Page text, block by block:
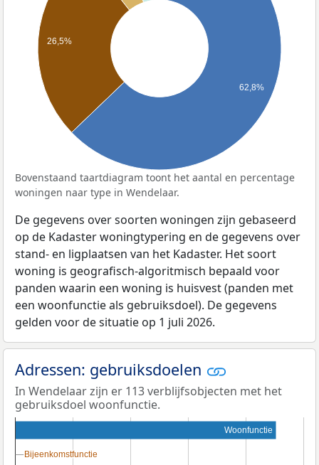
26,5%
62,8%
Bovenstaand taartdiagram toont het aantal en percentage
woningen naar type in Wendelaar.
De gegevens over soorten woningen zijn gebaseerd
op de Kadaster woningtypering en de gegevens over
stand- en ligplaatsen van het Kadaster. Het soort
woning is geografisch-algoritmisch bepaald voor
panden waarin een woning is huisvest (panden met
een woonfunctie als gebruiksdoel). De gegevens
gelden voor de situatie op 1 juli 2026.
Adressen: gebruiksdoelen
In Wendelaar zijn er 113 verblijfsobjecten met het
gebruiksdoel woonfunctie.
Woonfunctie
Bijeenkomstfunctie
Bijeenkomstfunctie